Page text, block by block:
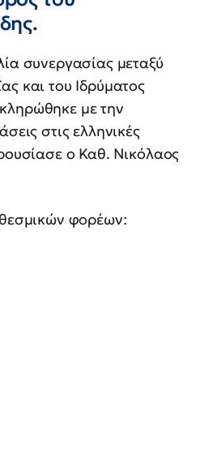
συνεργασίας μεταξύ
και του Ιδρύματος
με την
στις ελληνικές
ο Καθ. Νικόλαος
φορέων: